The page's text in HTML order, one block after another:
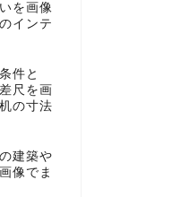
を画像
インテ
件と
尺を画
の寸法
建築や
像でま